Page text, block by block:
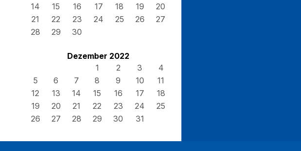
14
15 16 17 18 19
20
21
22 23 24 25 26
27
28
29 30
Dezember 2022
1
2 3
4
5
6 7 8 9 10
11
12
13 14 15 16 17
18
19
20 21 22 23 24
25
26
27 28 29 30 31